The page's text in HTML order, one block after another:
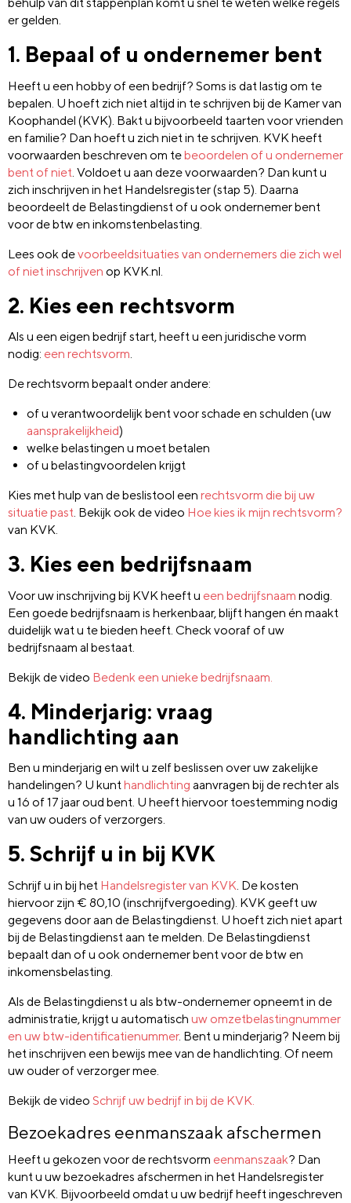
er gelden.
1. Bepaal of u ondernemer bent
Heeft u een hobby of een bedrijf? Soms is dat lastig om te
bepalen. U hoeft zich niet altijd in te schrijven bij de Kamer van
Koophandel (KVK). Bakt u bijvoorbeeld taarten voor vrienden
en familie? Dan hoeft u zich niet in te schrijven. KVK heeft
voorwaarden beschreven om tebeoordelen of u ondernemer
bent of niet . Voldoet u aan deze voorwaarden? Dan kunt u
zich inschrijven in het Handelsregister (stap 5). Daarna
beoordeelt de Belastingdienst of u ook ondernemer bent
voor de btw en inkomstenbelasting.
Lees ook devoorbeeldsituaties van ondernemers die zich wel
of niet inschrijven op KVK.nl.
2. Kies een rechtsvorm
Als u een eigen bedrijf start, heeft u een juridische vorm
nodig: een rechtsvorm.
De rechtsvorm bepaalt onder andere:
of u verantwoordelijk bent voor schade en schulden (uw
aansprakelijkheid)
welke belastingen u moet betalen
of u belastingvoordelen krijgt
Kies met hulp van de beslistool een rechtsvorm die bij uw
situatie past. Bekijk ook de video Hoe kies ik mijn rechtsvorm?
van KVK.
3. Kies een bedrijfsnaam
Voor uw inschrijving bij KVK heeft u een bedrijfsnaam nodig.
Een goede bedrijfsnaam is herkenbaar, blijft hangen én maakt
duidelijk wat u te bieden heeft. Check vooraf of uw
bedrijfsnaam al bestaat.
Bekijk de video Bedenk een unieke bedrijfsnaam.
4. Minderjarig: vraag
handlichting aan
Ben u minderjarig en wilt u zelf beslissen over uw zakelijke
handelingen? U kunthandlichting aanvragen bij de rechter als
u 16 of 17 jaar oud bent. U heeft hiervoor toestemming nodig
van uw ouders of verzorgers.
5. Schrijf u in bij KVK
Schrijf u in bij het Handelsregister van KVK. De kosten
hiervoor zijn € 80,10 (inschrijfvergoeding). KVK geeft uw
gegevens door aan de Belastingdienst. U hoeft zich niet apart
bij de Belastingdienst aan te melden. De Belastingdienst
bepaalt dan of u ook ondernemer bent voor de btw en
inkomensbelasting.
Als de Belastingdienst u als btw-ondernemer opneemt in de
administratie, krijgt u automatisch uw omzetbelastingnummer
en uw btw-identificatienummer. Bent u minderjarig? Neem bij
het inschrijven een bewijs mee van de handlichting. Of neem
uw ouder of verzorger mee.
Bekijk de video Schrijf uw bedrijf in bij de KVK.
Bezoekadres eenmanszaak afschermen
Heeft u gekozen voor de rechtsvorm eenmanszaak? Dan
kunt u uw bezoekadres afschermen in het Handelsregister
van KVK. Bijvoorbeeld omdat u uw bedrijf heeft ingeschreven